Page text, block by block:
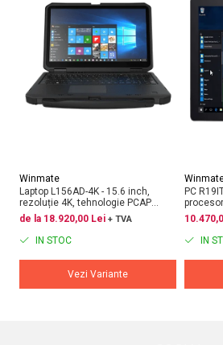
Winmate
Laptop L156AD-4K - 15.6 inch,
rezoluție 4K, tehnologie PCAP
touch
de la 18.920,00 Lei + TVA
IN STOC
Vezi Variante
PC
Lake,
eDP
IN